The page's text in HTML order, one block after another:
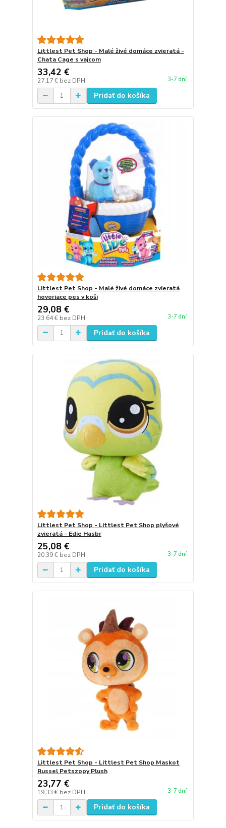
Littlest Pet Shop - Malé živé domáce zvieratá -
Chata Cage s vajcom
33,42 €
27,17 € bez DPH 3-7 dní
Pridať do košíka
Littlest Pet Shop - Malé živé domáce zvieratá
hovoriace pes v koši
29,08 €
23,64 € bez DPH 3-7 dní
Pridať do košíka
Littlest Pet Shop - Littlest Pet Shop plyšové
zvieratá - Edie Hasbr
25,08 €
20,39 € bez DPH 3-7 dní
Pridať do košíka
Littlest Pet Shop - Littlest Pet Shop Maskot
Russel Petszopy Plush
23,77 €
19,33 € bez DPH 3-7 dní
Pridať do košíka